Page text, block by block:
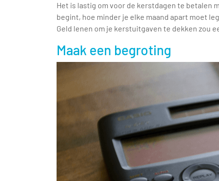
Het is lastig om voor de kerstdagen te betalen
begint, hoe minder je elke maand apart moet
Geld lenen om je kerstuitgaven te dekken zou
Maak een begroting